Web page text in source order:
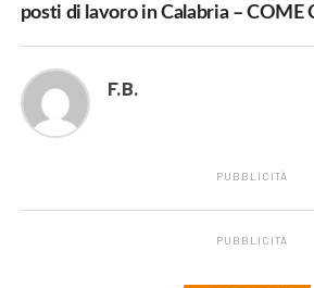
posti di lavoro in Calabria – COME
F.B.
PUBBLICITÀ
PUBBLICITÀ